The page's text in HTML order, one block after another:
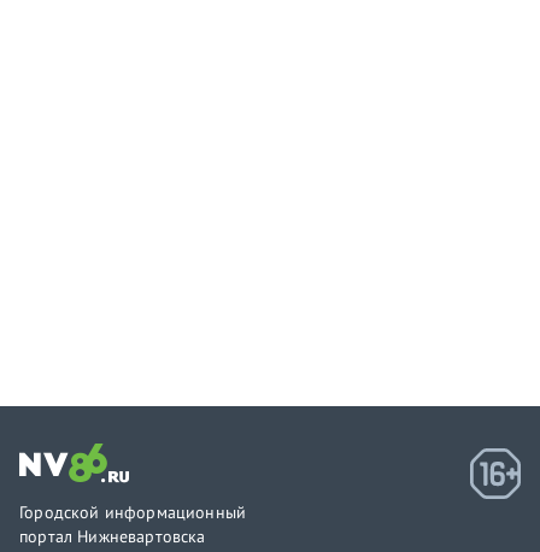
Городской информационный
портал Нижневартовска